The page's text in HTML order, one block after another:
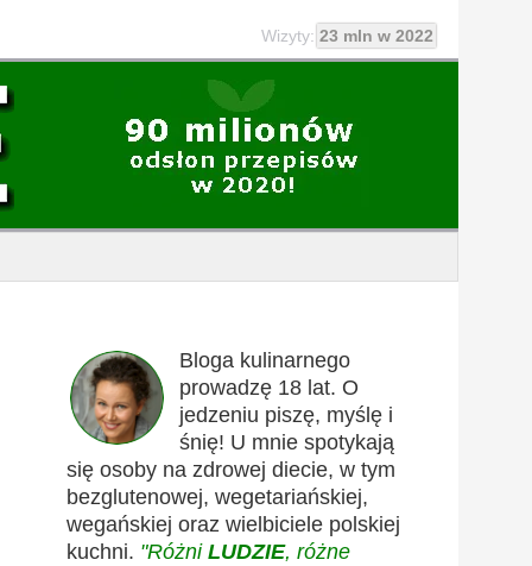
Wizyty: 23 mln w 2022
Bloga kulinarnego
prowadzę 18 lat. O
jedzeniu piszę, myślę i
śnię! U mnie spotykają
się osoby na zdrowej diecie, w tym
bezglutenowej, wegetariańskiej,
wegańskiej oraz wielbiciele polskiej
kuchni. "Różni LUDZIE, różne